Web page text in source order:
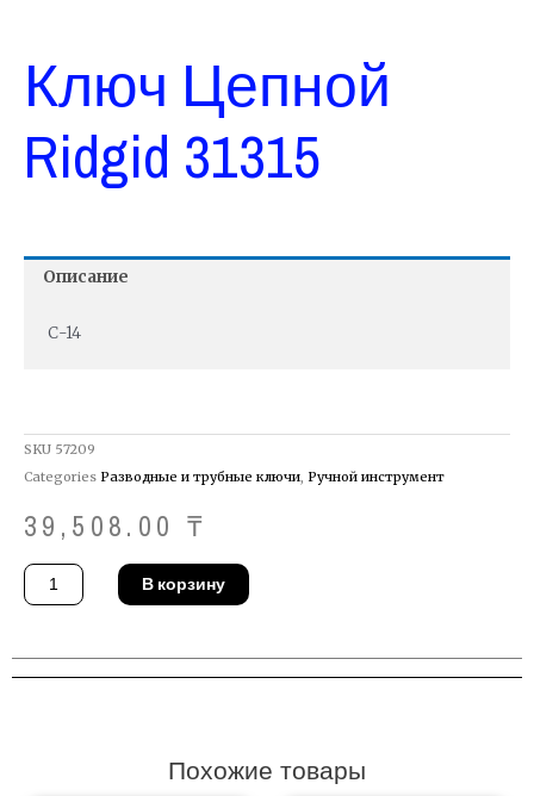
Ключ Цепной
Ridgid 31315
Описание
С-14
SKU 57209
Categories Разводные и трубные ключи Ручной инструмент
39,508.00 ₸
Количество
товара
Ключ
В корзину
Похожие товары